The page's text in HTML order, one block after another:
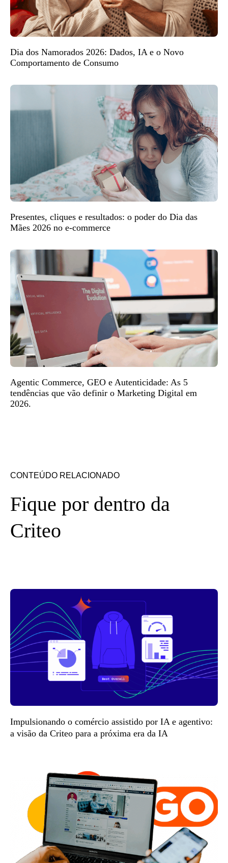
Dia dos Namorados 2026: Dados, IA e o Novo
Comportamento de Consumo
Presentes, cliques e resultados: o poder do Dia das
Mães 2026 no e-commerce
Agentic Commerce, GEO e Autenticidade: As 5
tendências que vão definir o Marketing Digital em
2026.
CONTEÚDO RELACIONADO
Fique por dentro da
Criteo
Impulsionando o comércio assistido por IA e agentivo:
a visão da Criteo para a próxima era da IA